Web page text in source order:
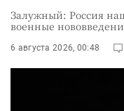
Залужный: Россия
военные
6 августа 2026, 00:48